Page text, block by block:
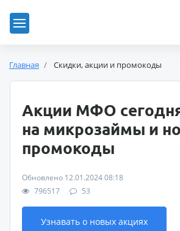
Главная Скидки, акции и промокоды
Акции МФО
на микрозаймы и
промокоды
Обновлено 12.01.2024 08:18
796517
53
Узнавать о новых акциях